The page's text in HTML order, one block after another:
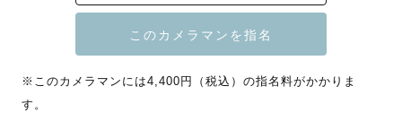
いつもどおりの日々の中に散りばめられた
小さな幸せに気づいてほしい、そんな思いを
込めてシャッターを切っています。
※このカメラマンには4,400円（税込）の指名料がかかりま
す。